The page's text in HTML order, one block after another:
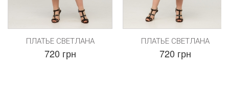
ПЛАТЬЕ СВЕТЛАНА
720 грн
ПЛАТЬЕ СВЕТЛАНА
720 грн